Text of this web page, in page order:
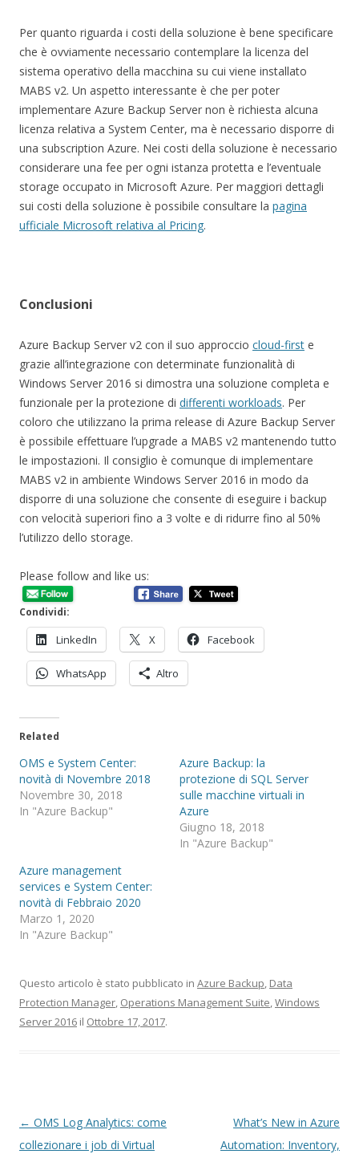
Per quanto riguarda i costi della soluzione è bene specificare
che è ovviamente necessario contemplare la licenza del
sistema operativo della macchina su cui viene installato
MABS v2. Un aspetto interessante è che per poter
implementare Azure Backup Server non è richiesta alcuna
licenza relativa a System Center, ma è necessario disporre di
una subscription Azure. Nei costi della soluzione è necessario
considerare una fee per ogni istanza protetta e l’eventuale
storage occupato in Microsoft Azure. Per maggiori dettagli
sui costi della soluzione è possibile consultare la pagina
ufficiale Microsoft relativa al Pricing.
Conclusioni
Azure Backup Server v2 con il suo approccio cloud-first e
grazie all’integrazione con determinate funzionalità di
Windows Server 2016 si dimostra una soluzione completa e
funzionale per la protezione di differenti workloads. Per
coloro che utilizzano la prima release di Azure Backup Server
è possibile effettuare l’upgrade a MABS v2 mantenendo tutto
le impostazioni. Il consiglio è comunque di implementare
MABS v2 in ambiente Windows Server 2016 in modo da
disporre di una soluzione che consente di eseguire i backup
con velocità superiori fino a 3 volte e di ridurre fino al 50%
l’utilizzo dello storage.
Please follow and like us:
Condividi:
LinkedIn X Facebook
WhatsApp Altro
Related
OMS e System Center:
novità di Novembre 2018
Novembre 30, 2018
In "Azure Backup"
Azure Backup: la
protezione di SQL Server
sulle macchine virtuali in
Azure
Giugno 18, 2018
In "Azure Backup"
Azure management
services e System Center:
novità di Febbraio 2020
Marzo 1, 2020
In "Azure Backup"
Questo articolo è stato pubblicato in Azure Backup, Data
Protection Manager, Operations Management Suite,Windows
Server 2016 il Ottobre 17, 2017.
Navigazione
articolo
← OMS Log Analytics: come
collezionare i job di Virtual
What’s New in Azure
Automation: Inventory,